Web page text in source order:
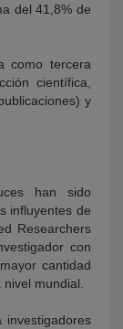
del 41,8% de
como tercera
científica,
y
han sido
influyentes de
Researchers
con
cantidad
mundial.
investigadores